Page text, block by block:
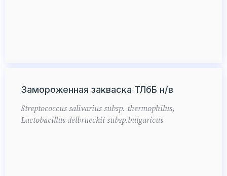
Замороженная закваска ТЛбБ н/в
Streptococcus salivarius subsp. thermophilus,
Lactobacillus delbrueckii subsp.bulgaricus